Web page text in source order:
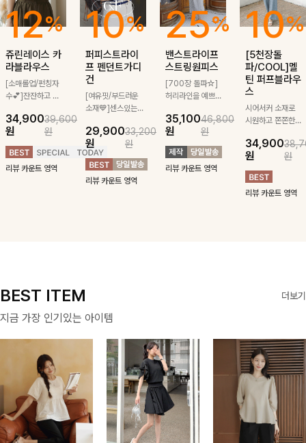
12%
쥬린레이스 카
라블라우스
[소매롤업/펀칭자
수💕]잔잔하고 고
테일이 사랑스러운
블라우스-페미닌
하면서 여리한 무
드로 즐겨지는
ITEM
34,900
원
39,600
원
리뷰 카운트 영역
10%
퍼피스트라이
프 펜던트가디
건
[여유핏/부드러운
소재💙]센스있는
귀여운 퍼피 펜던
트로 포인트를 선
사하는 니트 가디
건을 소개할게요 :)
29,900
원
33,200
원
리뷰 카운트 영역
25%
밴스트라이프
스트링원피스
[700장 돌파☆]
허리라인을 예쁘게
깔끔한 스트라이프
패턴에 링클프리!
💙플레어지는 롱한
기장감까지 완벽한
데일리 원피스:B
35,100
원
46,800
원
리뷰 카운트 영역
10%
[5천장돌
파/COOL]멜
틴 퍼프블라우
스
시어서커 소재로
시원하고 쫀쫀한
편안하게 입혀질
블라우스- 단정한
카라와 풍성한 퍼
프 소매로 여성스
러움을 더했어요 :)
34,900
원
원
리뷰 카운트 영역
BEST ITEM 더보기
지금 가장 인기있는 아이템